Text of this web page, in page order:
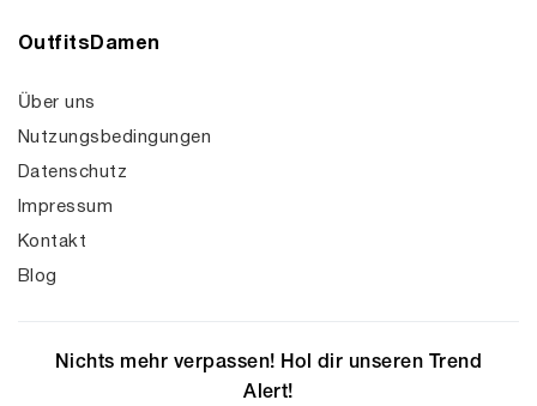
OutfitsDamen
Über uns
Nutzungsbedingungen
Datenschutz
Impressum
Kontakt
Blog
Nichts mehr verpassen! Hol dir unseren Trend
Alert!